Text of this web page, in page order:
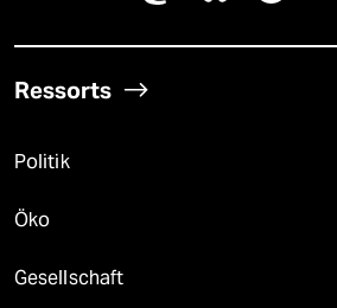
Ressorts
Politik
Öko
Gesellschaft